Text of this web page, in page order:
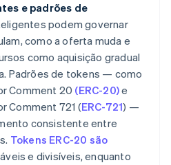
e padrões de
podem governar
como a oferta muda e
como aquisição gradual
Padrões de tokens — como
Comment 20 (ERC-20)e
Comment 721 (ERC-721) —
consistente entre
Tokens ERC-20 são
e divisíveis, enquanto